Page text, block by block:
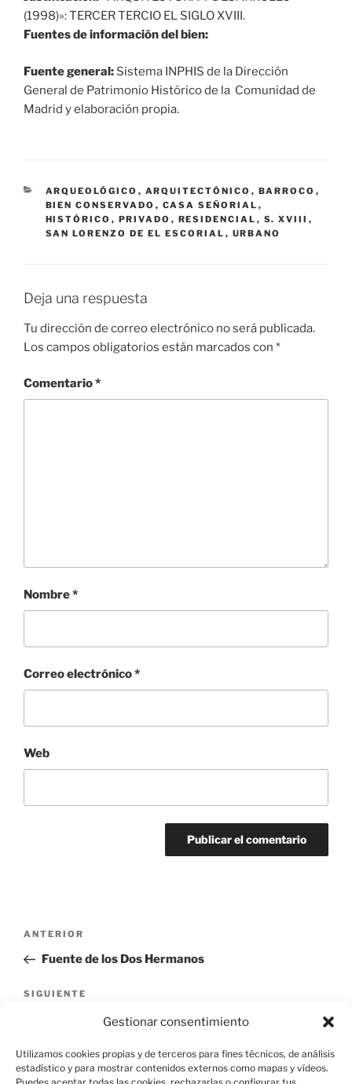
Gestionar consentimiento
Utilizamos cookies propias y de terceros para fines técnicos, de análisis
estadístico y para mostrar contenidos externos como mapas y vídeos.
(1998)»: TERCER TERCIO EL SIGLO XVIII.
Fuentes de información del bien:
Fuente general: Sistema INPHIS de la Dirección
General de Patrimonio Histórico de la Comunidad de
Madrid y elaboración propia.
CATEGORÍAS
ARQUEOLÓGICO , ARQUITECTÓNICO , BARROCO ,
BIEN CONSERVADO , CASA SEÑORIAL ,
HISTÓRICO , PRIVADO , RESIDENCIAL , S. XVIII ,
SAN LORENZO DE EL ESCORIAL , URBANO
Deja una respuesta
Tu dirección de correo electrónico no será publicada.
Los campos obligatorios están marcados con *
Comentario*
Nombre*
Correo electrónico*
Web
Navegación
entradas
Entrada
anterior:
ANTERIOR
Fuente de los Dos Hermanos
Siguiente
SIGUIENTE
Casa de Jornada, Calle Duque de Medinacelli 13